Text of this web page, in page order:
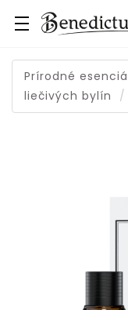
Prírodné
liečivých bylín